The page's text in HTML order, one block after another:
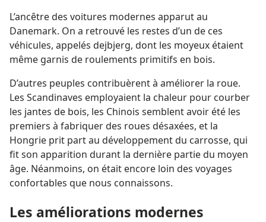
L’ancêtre des voitures modernes apparut au
Danemark. On a retrouvé les restes d’un de ces
véhicules, appelés dejbjerg, dont les moyeux étaient
même garnis de roulements primitifs en bois.
D’autres peuples contribuèrent à améliorer la roue.
Les Scandinaves employaient la chaleur pour courber
les jantes de bois, les Chinois semblent avoir été les
premiers à fabriquer des roues désaxées, et la
Hongrie prit part au développement du carrosse, qui
fit son apparition durant la dernière partie du moyen
âge. Néanmoins, on était encore loin des voyages
confortables que nous connaissons.
Les améliorations modernes